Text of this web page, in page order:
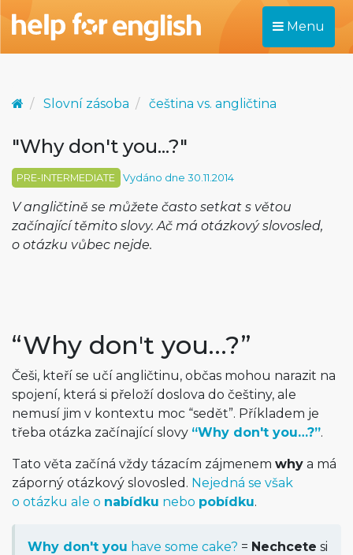
Menu
Slovní zásoba čeština vs. angličtina
"Why don't you...?"
PRE-INTERMEDIATE Vydáno dne 30.11.2014
V angličtině se můžete často setkat s větou
začínající těmito slovy. Ač má otázkový slovosled,
o otázku vůbec nejde.
“Why don't you…?”
Češi, kteří se učí angličtinu, občas mohou narazit na
spojení, která si přeloží doslova do češtiny, ale
nemusí jim v kontextu moc “sedět”. Příkladem je
třeba otázka začínající slovy “Why don't you…?”.
Tato věta začíná vždy tázacím zájmenem why a má
záporný otázkový slovosled. Nejedná se však
o otázku ale o nabídku nebo pobídku.
Why don't you have some cake? = Nechcete si